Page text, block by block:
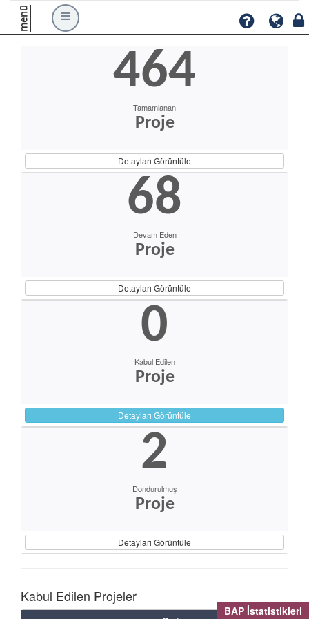
BAP İstatistikleri
menü
464
Tamamlanan
Proje
Detayları Görüntüle
68
Devam Eden
Proje
Detayları Görüntüle
0
Kabul Edilen
Proje
Detayları Görüntüle
2
Dondurulmuş
Proje
Detayları Görüntüle
Kabul Edilen Projeler